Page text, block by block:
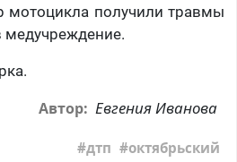
мотоцикла получили травмы
медучреждение.
Автор: Евгения Иванова
дтп октябрьский